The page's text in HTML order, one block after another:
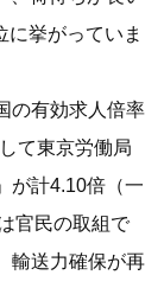
に挙がっていま
の有効求人倍率
て東京労働局
が計4.10倍（一
官民の取組で
輸送力確保が再